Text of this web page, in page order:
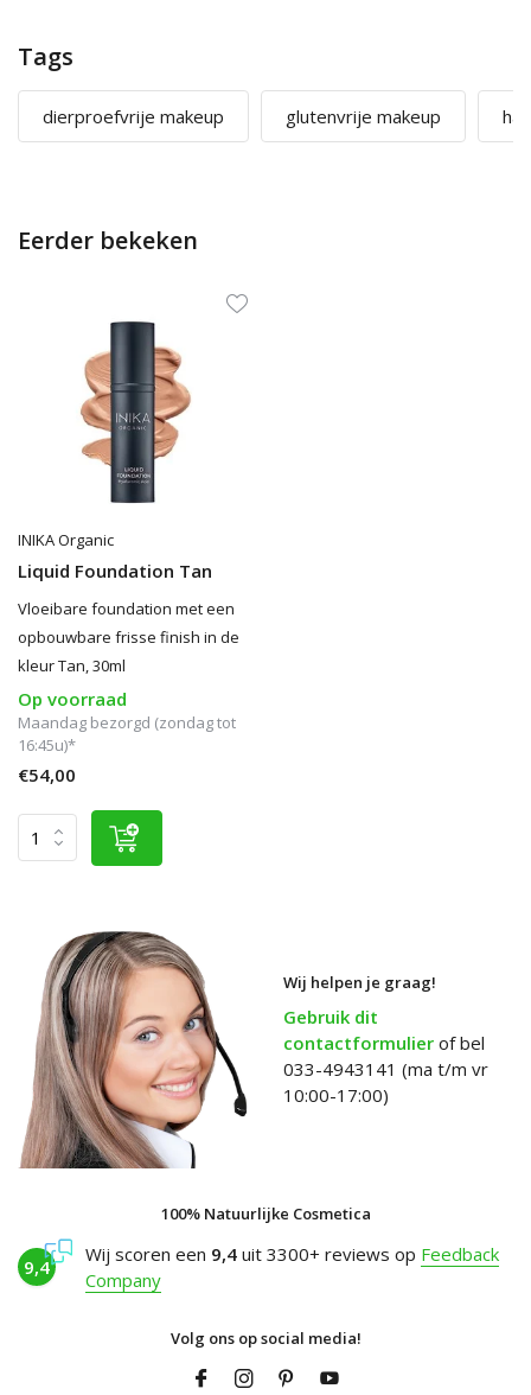
Tags
dierproefvrije makeup glutenvrije makeup
Eerder bekeken
INIKA Organic
Liquid Foundation Tan
Vloeibare foundation met een
opbouwbare frisse finish in de
kleur Tan, 30ml
Op voorraad
Maandag bezorgd (zondag tot
16:45u)*
€54,00
Wij helpen je graag!
Gebruik dit
contactformulier of bel
033-4943141 (ma t/m vr
10:00-17:00)
100% Natuurlijke Cosmetica
9,4
Wij scoren een 9,4 uit 3300+ reviews op Feedback
Company
Volg ons op social media!